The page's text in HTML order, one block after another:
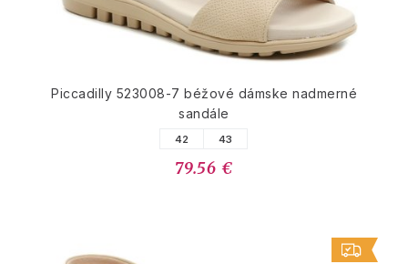
Piccadilly 523008-7 béžové dámske nadmerné
sandále
42 43
79.56 €